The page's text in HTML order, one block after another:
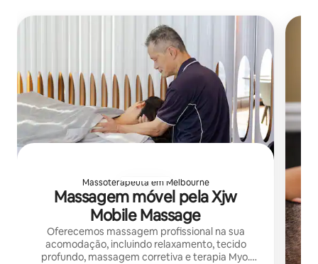
Massoterapeuta em Melbourne
Massagem móvel pela Xjw
Mobile Massage
Oferecemos massagem profissional na sua
acomodação, incluindo relaxamento, tecido
profundo, massagem corretiva e terapia Myo.